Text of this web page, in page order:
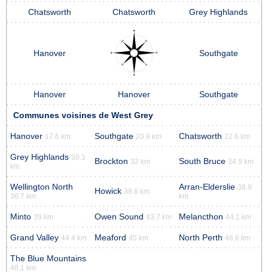
Chatsworth Chatsworth Grey Highlands
Hanover Southgate
Hanover Hanover Southgate
Communes voisines de West Grey
Hanover 17.6 km Southgate 20.9 km Chatsworth 22.6 km
Grey Highlands 30.3
km
Brockton 32 km South Bruce 34.9 km
Wellington North
36.7 km
Howick 38.8 km Arran-Elderslie 38.9
km
Minto 39 km Owen Sound 43.7 km Melancthon 44.1 km
Grand Valley 44.4 km Meaford 45 km North Perth 46.6 km
The Blue Mountains
48.1 km